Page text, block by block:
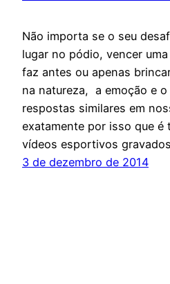
Não importa se o seu
lugar no pódio, vencer
faz antes ou apenas
na natureza, a emoção e
respostas similares em
exatamente por isso que é
vídeos esportivos
3 de dezembro de 2014